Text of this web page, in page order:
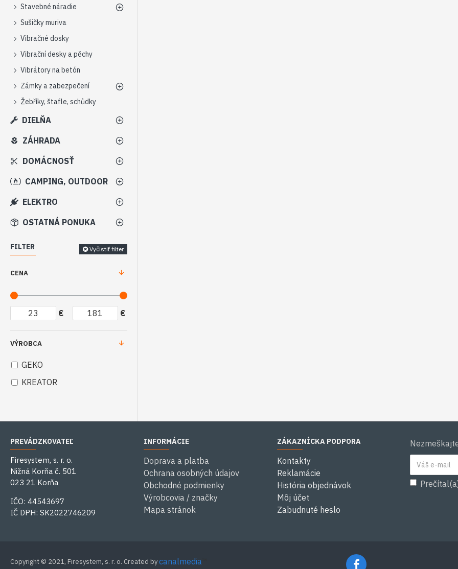
Stavebné náradie
Sušičky muriva
Vibračné dosky
Vibrační desky a pěchy
Vibrátory na betón
Zámky a zabezpečení
Žebříky, štafle, schůdky
DIELŇA
ZÁHRADA
DOMÁCNOSŤ
CAMPING, OUTDOOR
ELEKTRO
OSTATNÁ PONUKA
FILTER Vyčistiť filter
CENA
€ €
VÝROBCA
GEKO
KREATOR
PREVÁDZKOVATEĽ
Firesystem, s. r. o.
Nižná Korňa č. 501
023 21 Korňa
IČO: 44543697
IČ DPH: SK2022746209
INFORMÁCIE
Doprava a platba
Ochrana osobných údajov
Obchodné podmienky
Výrobcovia / značky
Mapa stránok
ZÁKAZNÍCKA PODPORA
Kontakty
Reklamácie
História objednávok
Môj účet
Zabudnuté heslo
Copyright © 2021, Firesystem, s. r. o. Created bycanalmedia